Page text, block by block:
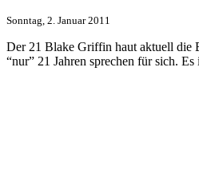
Sonntag, 2. Januar 2011
Der 21 Blake Griffin haut aktuell die
“nur” 21 Jahren sprechen für sich.